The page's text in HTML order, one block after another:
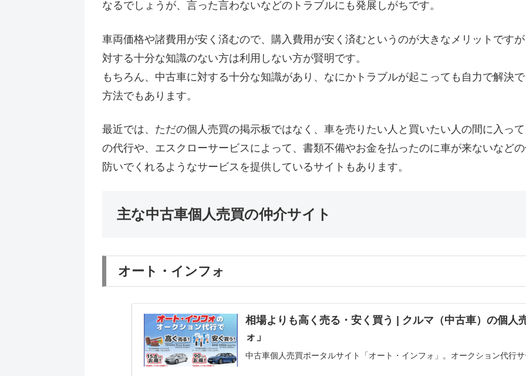
なるでしょうが、言った言わないなどのトラブルにも発展しがちです。
車両価格や諸費用が安く済むので、購入費用が安く済むというのが大きなメリットです
対する十分な知識のない方は利用しない方が賢明です。
もちろん、中古車に対する十分な知識があり、なにかトラブルが起こっても自力で解決
方法でもあります。
最近では、ただの個人売買の掲示板ではなく、車を売りたい人と買いたい人の間に入っ
の代行や、エスクローサービスによって、書類不備やお金を払ったのに車が来ないなど
防いでくれるようなサービスを提供しているサイトもあります。
主な中古車個人売買の仲介サイト
オート・インフォ
相場よりも高く売る・安く買う | クルマ（中古車）の個人
ォ」
中古車個人売買ポータルサイト「オート・インフォ」。オークション代行